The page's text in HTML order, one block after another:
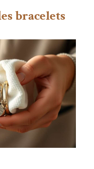
bracelets